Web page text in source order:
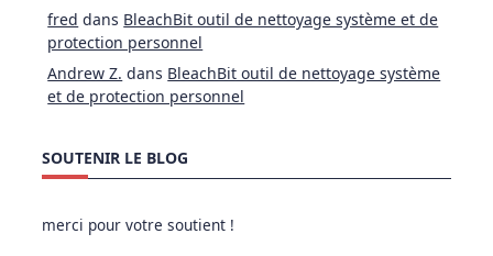
fred dans BleachBit outil de nettoyage système et de
protection personnel
Andrew Z. dans BleachBit outil de nettoyage système
et de protection personnel
SOUTENIR LE BLOG
merci pour votre soutient !